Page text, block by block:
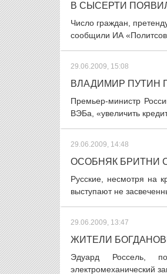
В СЫСЕРТИ
Число граждан,
сообщили ИА
29.06.2009, 15:08
ВЛАДИМИР ПУТИН
Премьер-министр
ВЭБа, «увеличить
29.06.2009, 14:48
ОСОБНЯК БРИТНИ
Русские, несмотря на
выступают не
29.06.2009, 13:47
ЖИТЕЛИ
Эдуард Россель,
электромеханический